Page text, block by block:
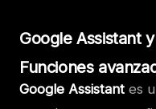
Google Assistant
Funciones
Google Assistant es